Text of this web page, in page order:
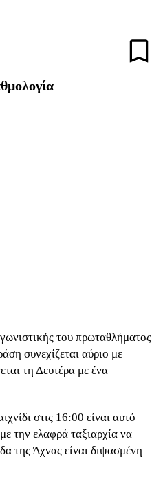
του πρωταθλήματος
συνεχίζεται αύριο με
τη Δευτέρα με ένα
στις 16:00 είναι αυτό
την ελαφρά ταξιαρχία να
της Άχνας είναι διψασμένη